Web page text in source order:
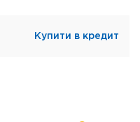
Купити в кредит